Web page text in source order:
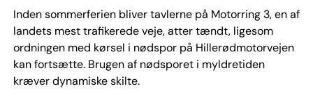
Inden sommerferien bliver tavlerne på Motorring 3, en af
landets mest trafikerede veje, atter tændt, ligesom
ordningen med kørsel i nødspor på Hillerødmotorvejen
kan fortsætte. Brugen af nødsporet i myldretiden
kræver dynamiske skilte.